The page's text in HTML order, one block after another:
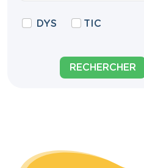
DYS TIC
RECHERCHER